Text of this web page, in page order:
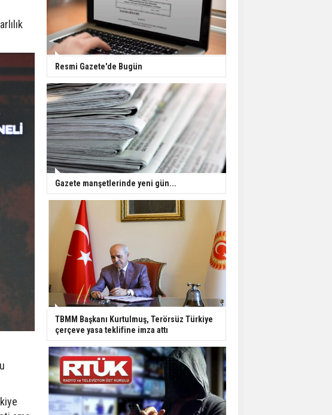
Yerli turist 229,7 milyar
lira seyahat harcaması
yaptı
Gazze'deki Sağlık
Bakanlığı duyurdu:
Vahşetin pençesinde 2
salgın vaka tespit edildi
Resmi Gazete'de Bugün
Gazete manşetlerinde yeni gün...
TBMM Başkanı Kurtulmuş, Terörsüz Türkiye
çerçeve yasa teklifine imza attı